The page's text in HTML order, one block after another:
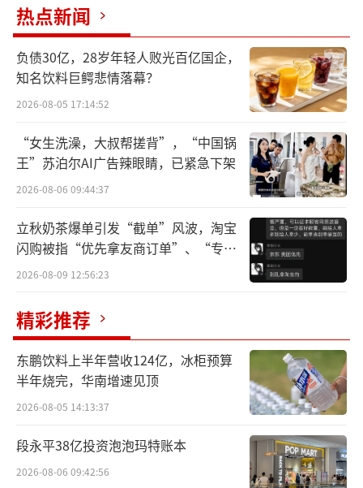
直击“癌王”防治痛点早筛技术斩获突破
性成果
率最高的恶性肿瘤之一。签约仪式上，金钢主
任发表《胰腺癌早筛早诊“中国方案”》主题
演讲时指出，我国胰腺癌全国总体五年生存率
仅8.5%，85%的患者确诊时肿瘤已处于不可切
除阶段，无法手术，对应的五年生存率不足
5%，低成本、高效率的早筛早诊技术缺失，成
为胰腺癌防治工作的核心瓶颈。
热点新闻
负债30亿，28岁年轻人败光百亿国企，
知名饮料巨鳄悲情落幕？
2026-08-05 17:14:52
“女生洗澡，大叔帮搓背”，“中国锅
王”苏泊尔AI广告辣眼睛，已紧急下架
2026-08-06 09:44:37
立秋奶茶爆单引发“截单”风波，淘宝
闪购被指“优先拿友商订单”、“专挑
贵的拿”
2026-08-09 12:56:23
精彩推荐
东鹏饮料上半年营收124亿，冰柜预算
半年烧完，华南增速见顶
2026-08-05 14:13:37
段永平38亿投资泡泡玛特账本
2026-08-06 09:42:56